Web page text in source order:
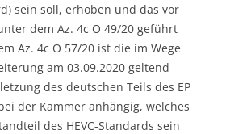
sein soll, erhoben und das vor
dem Az. 4c O 49/20 geführt
Az. 4c O 57/20 ist die im Wege
am 03.09.2020 geltend
des deutschen Teils des EP
der Kammer anhängig, welches
des HEVC-Standards sein